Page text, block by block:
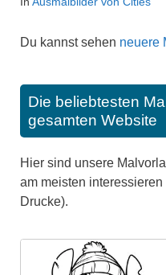
Du kannst sehen neuere
Die beliebtesten
gesamten Website
Hier sind unsere
am meisten
Drucke).